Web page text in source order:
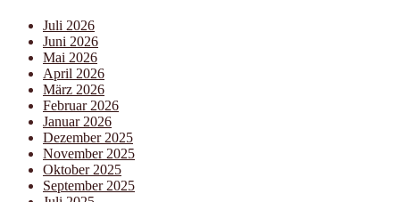
Juli 2026
Juni 2026
Mai 2026
April 2026
März 2026
Februar 2026
Januar 2026
Dezember 2025
November 2025
Oktober 2025
September 2025